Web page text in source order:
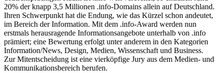
20% der knapp 3,5 Millionen .info-Domains allein auf Deutschland.
Ihren Schwerpunkt hat die Endung, wie das Kürzel schon andeutet,
im Bereich der Information. Mit dem .info-Award werden nun
erstmals herausragende Informationsangebote unterhalb von .info
prämiert; eine Bewertung erfolgt unter anderem in den Kategorien
Information/News, Design, Medien, Wissenschaft und Business.
Zur Mitentscheidung ist eine vierköpfige Jury aus dem Medien- und
Kommunikationsbereich berufen.